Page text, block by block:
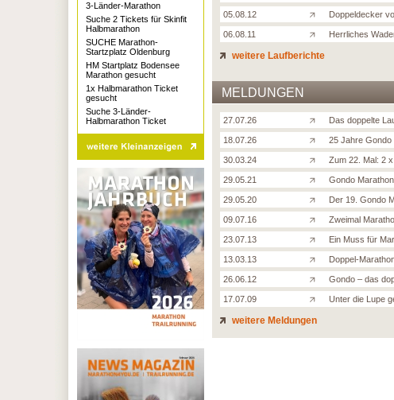
05.08.12 Doppeldecker
06.08.11 Herrliches
weitere Laufberichte
MELDUNGEN
27.07.26 Das doppelte
18.07.26 25 Jahre Gondo
30.03.24 Zum 22. Mal: 2
29.05.21 Gondo
29.05.20 Der 19. Gondo
09.07.16 Zweimal
23.07.13 Ein Muss für
13.03.13 Doppel-
26.06.12 Gondo – das
17.07.09 Unter die Lupe
weitere Meldungen
3-Länder-Marathon
Suche 2 Tickets für Skinfit
Halbmarathon
SUCHE Marathon-
Startzplatz Oldenburg
HM Startplatz Bodensee
Marathon gesucht
1x Halbmarathon Ticket
gesucht
Suche 3-Länder-
Halbmarathon Ticket